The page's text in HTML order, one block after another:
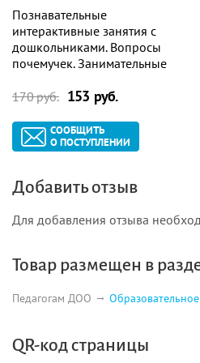
грамматика иностранного
3.2. Ознакомление с
3.3. Введение в страноведение
3.4. Математическое развитие
Раздел4. Творческая
Заключение 65
Приложения66
комплексных занятий по
курсу “Cookie and friends” 66
Уровень 2 “Level A” 81
Познавательные
интерактивные занятия с
дошкольниками. Вопросы
почемучек. Занимательные
для компьютера
170 руб. 153 руб.
СООБЩИТЬ
О ПОСТУПЛЕНИИ
Добавить отзыв
Для добавления отзыва
Товар размещен в
Педагогам ДОО
QR-код страницы